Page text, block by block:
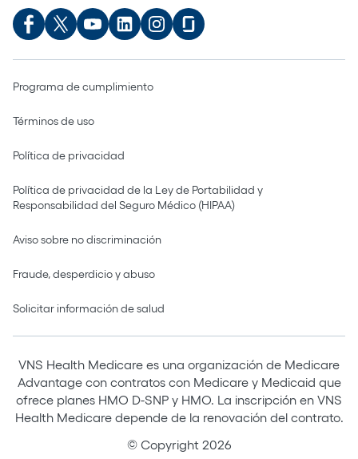
Programa de cumplimiento
Términos de uso
Política de privacidad
Política de privacidad de la Ley de Portabilidad y
Responsabilidad del Seguro Médico (HIPAA)
Aviso sobre no discriminación
Fraude, desperdicio y abuso
Solicitar información de salud
VNS Health Medicare es una organización de Medicare
Advantage con contratos con Medicare y Medicaid que
ofrece planes HMO D-SNP y HMO. La inscripción en VNS
Health Medicare depende de la renovación del contrato.
© Copyright 2026